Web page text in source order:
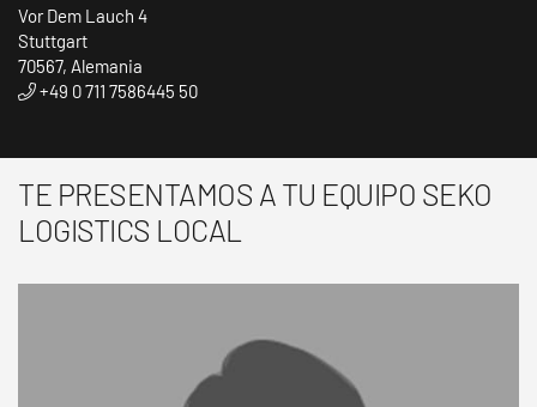
Vor Dem Lauch 4
Stuttgart
70567, Alemania
+49 0 711 7586445 50
TE PRESENTAMOS A TU EQUIPO SEKO
LOGISTICS LOCAL